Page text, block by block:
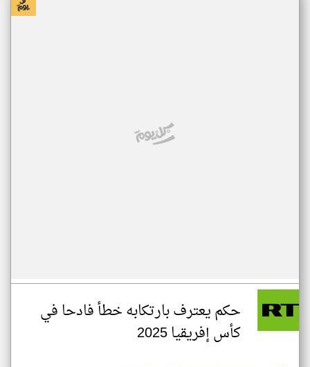
حكم يعترف بارتكابه خطأ فادحا في
كأس إفريقيا 2025